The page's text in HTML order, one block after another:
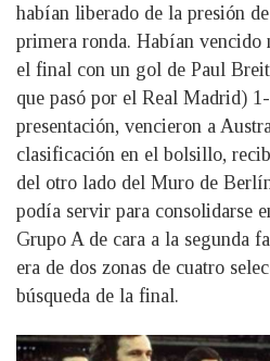
habían liberado de la presión
primera ronda. Habían vencido
el final con un gol de Paul
que pasó por el Real Madrid)
presentación, vencieron a
clasificación en el bolsillo,
del otro lado del Muro de
podía servir para consolidarse
Grupo A de cara a la segunda
era de dos zonas de cuatro
búsqueda de la final.